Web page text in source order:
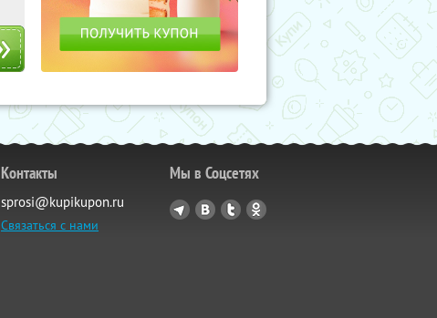
Контакты
sprosi@kupikupon.ru
Связаться с нами
Мы в Соцсетях